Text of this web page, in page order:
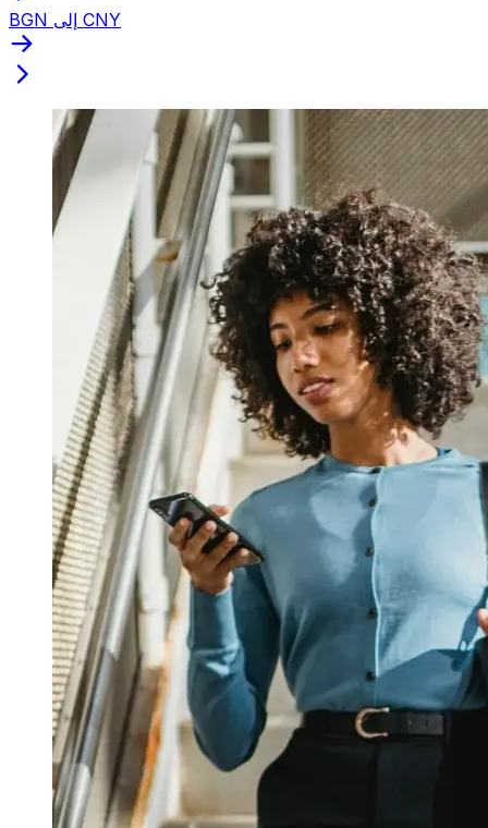
BGN إلى CNY